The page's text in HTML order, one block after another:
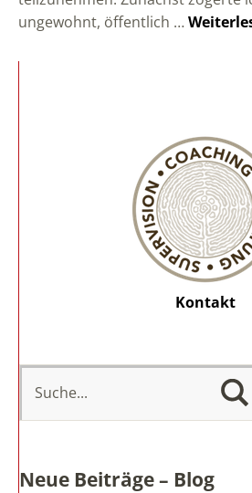
ungewohnt, öffentlich …
Kontakt
Neue Beiträge – Blog